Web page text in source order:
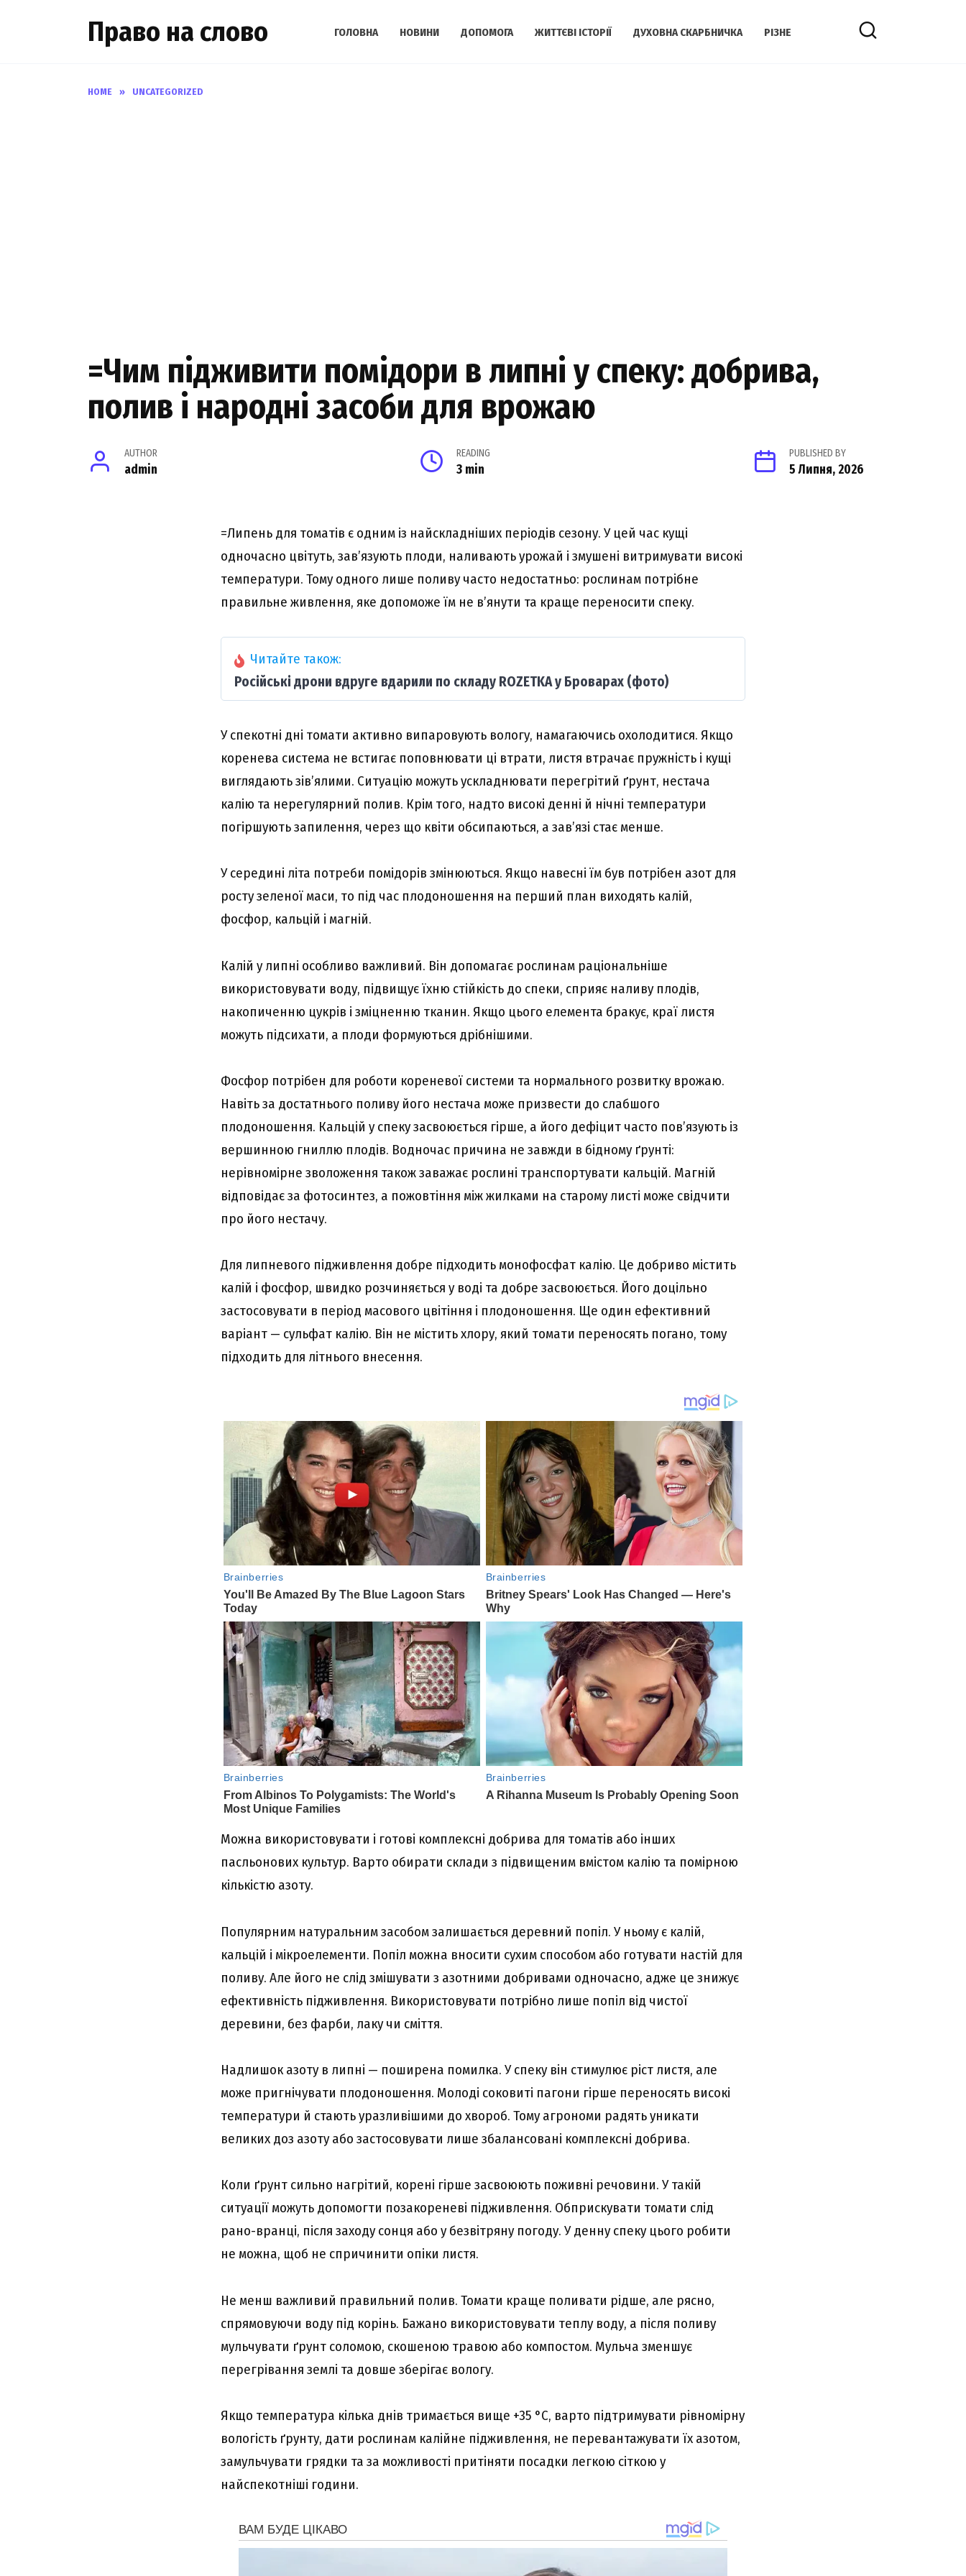
Право на слово ГОЛОВНА НОВИНИ ДОПОМОГА ЖИТТЄВІ ІСТОРІЇ ДУХОВНА СКАРБНИЧКА РІЗНЕ
HOME » UNCATEGORIZED
=Чим підживити помідори в липні у спеку: добрива,
полив і народні засоби для врожаю
AUTHOR
admin
READING
3 min
PUBLISHED BY
5 Липня, 2026
=Липень для томатів є одним із найскладніших періодів сезону. У цей час кущі
одночасно цвітуть, зав’язують плоди, наливають урожай і змушені витримувати високі
температури. Тому одного лише поливу часто недостатньо: рослинам потрібне
правильне живлення, яке допоможе їм не в’янути та краще переносити спеку.
Читайте також:
Російські дрони вдруге вдарили по складу ROZETKA у Броварах (фото)
У спекотні дні томати активно випаровують вологу, намагаючись охолодитися. Якщо
коренева система не встигає поповнювати ці втрати, листя втрачає пружність і кущі
виглядають зів’ялими. Ситуацію можуть ускладнювати перегрітий ґрунт, нестача
калію та нерегулярний полив. Крім того, надто високі денні й нічні температури
погіршують запилення, через що квіти обсипаються, а зав’язі стає менше.
У середині літа потреби помідорів змінюються. Якщо навесні їм був потрібен азот для
росту зеленої маси, то під час плодоношення на перший план виходять калій,
фосфор, кальцій і магній.
Калій у липні особливо важливий. Він допомагає рослинам раціональніше
використовувати воду, підвищує їхню стійкість до спеки, сприяє наливу плодів,
накопиченню цукрів і зміцненню тканин. Якщо цього елемента бракує, краї листя
можуть підсихати, а плоди формуються дрібнішими.
Фосфор потрібен для роботи кореневої системи та нормального розвитку врожаю.
Навіть за достатнього поливу його нестача може призвести до слабшого
плодоношення. Кальцій у спеку засвоюється гірше, а його дефіцит часто пов’язують із
вершинною гниллю плодів. Водночас причина не завжди в бідному ґрунті:
нерівномірне зволоження також заважає рослині транспортувати кальцій. Магній
відповідає за фотосинтез, а пожовтіння між жилками на старому листі може свідчити
про його нестачу.
Для липневого підживлення добре підходить монофосфат калію. Це добриво містить
калій і фосфор, швидко розчиняється у воді та добре засвоюється. Його доцільно
застосовувати в період масового цвітіння і плодоношення. Ще один ефективний
варіант — сульфат калію. Він не містить хлору, який томати переносять погано, тому
підходить для літнього внесення.
Можна використовувати і готові комплексні добрива для томатів або інших
пасльонових культур. Варто обирати склади з підвищеним вмістом калію та помірною
кількістю азоту.
Популярним натуральним засобом залишається деревний попіл. У ньому є калій,
кальцій і мікроелементи. Попіл можна вносити сухим способом або готувати настій для
поливу. Але його не слід змішувати з азотними добривами одночасно, адже це знижує
ефективність підживлення. Використовувати потрібно лише попіл від чистої
деревини, без фарби, лаку чи сміття.
Надлишок азоту в липні — поширена помилка. У спеку він стимулює ріст листя, але
може пригнічувати плодоношення. Молоді соковиті пагони гірше переносять високі
температури й стають уразливішими до хвороб. Тому агрономи радять уникати
великих доз азоту або застосовувати лише збалансовані комплексні добрива.
Коли ґрунт сильно нагрітий, корені гірше засвоюють поживні речовини. У такій
ситуації можуть допомогти позакореневі підживлення. Обприскувати томати слід
рано-вранці, після заходу сонця або у безвітряну погоду. У денну спеку цього робити
не можна, щоб не спричинити опіки листя.
Не менш важливий правильний полив. Томати краще поливати рідше, але рясно,
спрямовуючи воду під корінь. Бажано використовувати теплу воду, а після поливу
мульчувати ґрунт соломою, скошеною травою або компостом. Мульча зменшує
перегрівання землі та довше зберігає вологу.
Якщо температура кілька днів тримається вище +35 °C, варто підтримувати рівномірну
вологість ґрунту, дати рослинам калійне підживлення, не перевантажувати їх азотом,
замульчувати грядки та за можливості притіняти посадки легкою сіткою у
найспекотніші години.